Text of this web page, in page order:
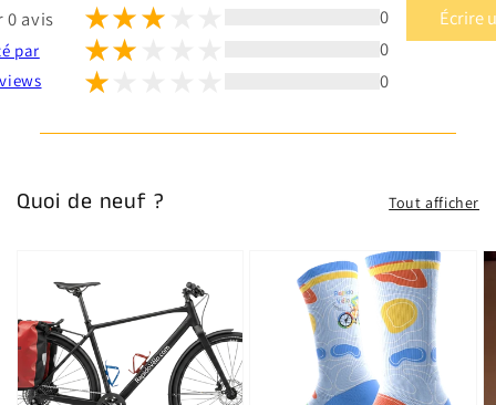
0 avis
par
0
0
0
Écrire
Quoi de neuf ? Tout afficher